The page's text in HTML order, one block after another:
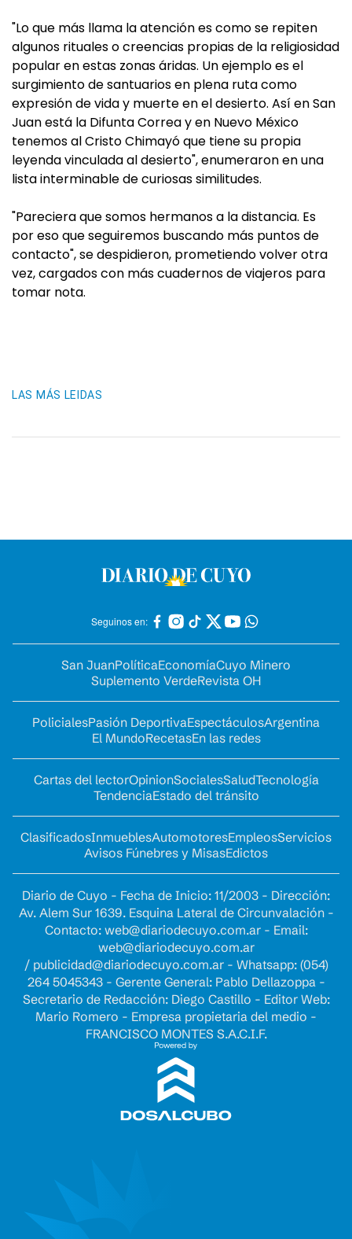
"Lo que más llama la atención es como se repiten
algunos rituales o creencias propias de la religiosidad
popular en estas zonas áridas. Un ejemplo es el
surgimiento de santuarios en plena ruta como
expresión de vida y muerte en el desierto. Así en San
Juan está la Difunta Correa y en Nuevo México
tenemos al Cristo Chimayó que tiene su propia
leyenda vinculada al desierto", enumeraron en una
lista interminable de curiosas similitudes.
"Pareciera que somos hermanos a la distancia. Es
por eso que seguiremos buscando más puntos de
contacto", se despidieron, prometiendo volver otra
vez, cargados con más cuadernos de viajeros para
tomar nota.
LAS MÁS LEIDAS
Seguinos en:
San JuanPolíticaEconomíaCuyo Minero
Suplemento VerdeRevista OH
PolicialesPasión DeportivaEspectáculosArgentina
El MundoRecetasEn las redes
Cartas del lectorOpinionSocialesSaludTecnología
TendenciaEstado del tránsito
ClasificadosInmueblesAutomotoresEmpleosServicios
Avisos Fúnebres y MisasEdictos
Diario de Cuyo - Fecha de Inicio: 11/2003 - Dirección:
Av. Alem Sur 1639. Esquina Lateral de Circunvalación -
Contacto: web@diariodecuyo.com.ar- Email:
web@diariodecuyo.com.ar
/ publicidad@diariodecuyo.com.ar- Whatsapp: (054)
264 5045343 - Gerente General: Pablo Dellazoppa -
Secretario de Redacción: Diego Castillo - Editor Web:
Mario Romero - Empresa propietaria del medio -
FRANCISCO MONTES S.A.C.I.F.